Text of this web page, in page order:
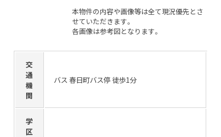
本物件の内容や画像等は全て現況優先とさ
せていただきます。
各画像は参考図となります。
交
通
機
関
バス 春日町バス停 徒歩1分
学
区